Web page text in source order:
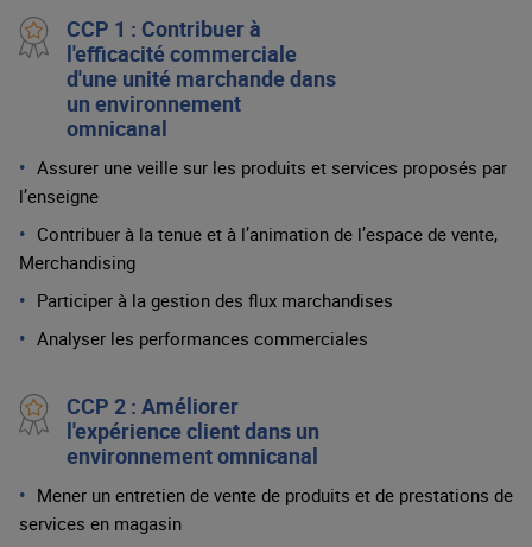
CCP 1 : Contribuer à
l'efficacité commerciale
d'une unité marchande dans
un environnement
omnicanal
Assurer une veille sur les produits et services proposés par
l’enseigne
Contribuer à la tenue et à l’animation de l’espace de vente,
Merchandising
Participer à la gestion des flux marchandises
Analyser les performances commerciales
CCP 2 : Améliorer
l'expérience client dans un
environnement omnicanal
Mener un entretien de vente de produits et de prestations de
services en magasin